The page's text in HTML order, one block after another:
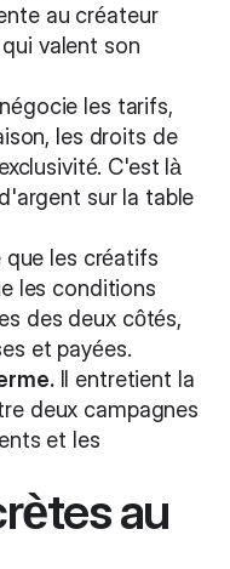
au créateur
valent son
les tarifs,
les droits de
C'est là
sur la table
les créatifs
les conditions
des deux côtés,
et payées.
Il entretient la
deux campagnes
et les
au